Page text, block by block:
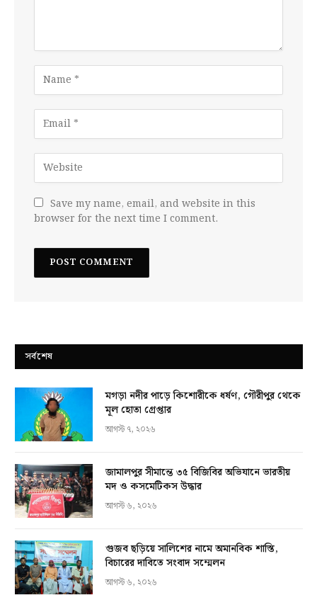
Save my name, email, and website in this
browser for the next time I comment.
সর্বশেষ
মগড়া নদীর পাড়ে কিশোরীকে ধর্ষণ, গৌরীপুর থেকে
মূল হোতা গ্রেপ্তার
আগস্ট ৭, ২০২৬
জামালপুর সীমান্তে ৩৫ বিজিবির অভিযানে ভারতীয়
মদ ও কসমেটিকস উদ্ধার
আগস্ট ৬, ২০২৬
গুজব ছড়িয়ে সালিশের নামে অমানবিক শাস্তি,
বিচারের দাবিতে সংবাদ সম্মেলন
আগস্ট ৬, ২০২৬